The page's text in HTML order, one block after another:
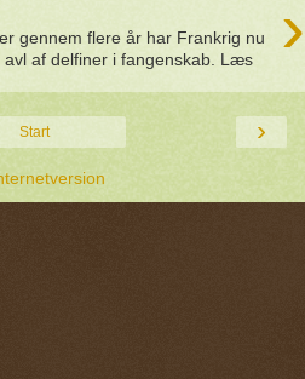
›
gennem flere år har Frankrig nu
af delfiner i fangenskab. Læs
›
Start